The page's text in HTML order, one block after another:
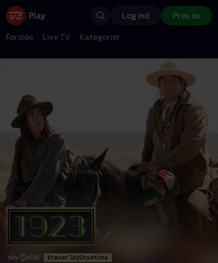
Log ind Prøv nu
Forside Live TV Kategorier
Kræver SkyShowtime